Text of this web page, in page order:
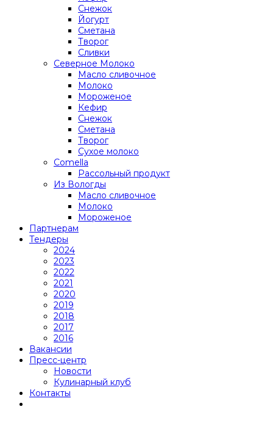
Снежок
Йогурт
Сметана
Творог
Сливки
Северное Молоко
Масло сливочное
Молоко
Мороженое
Кефир
Снежок
Сметана
Творог
Сухое молоко
Comеlla
Рассольный продукт
Из Вологды
Масло сливочное
Молоко
Мороженое
Партнерам
Тендеры
2024
2023
2022
2021
2020
2019
2018
2017
2016
Вакансии
Пресс-центр
Новости
Кулинарный клуб
Контакты